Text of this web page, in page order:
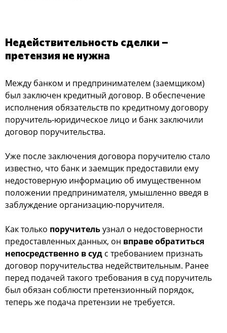
Недействительность сделки –
претензия не нужна
Между банком и предпринимателем (заемщиком)
был заключен кредитный договор. В обеспечение
исполнения обязательств по кредитному договору
поручитель-юридическое лицо и банк заключили
договор поручительства.
Уже после заключения договора поручителю стало
известно, что банк и заемщик предоставили ему
недостоверную информацию об имущественном
положении предпринимателя, умышленно введя в
заблуждение организацию-поручителя.
Как только поручительузнал о недостоверности
предоставленных данных, он вправе обратиться
непосредственно в суд с требованием признать
договор поручительства недействительным. Ранее
перед подачей такого требования в суд поручитель
был обязан соблюсти претензионный порядок,
теперь же подача претензии не требуется.